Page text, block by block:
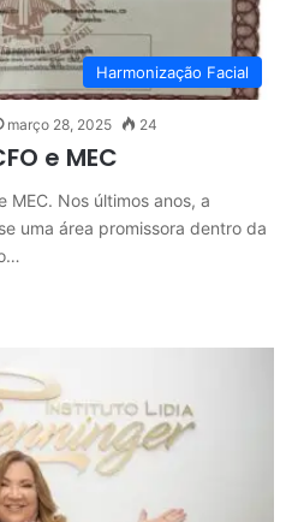
Harmonização Facial
março 28, 2025 24
e MEC
MEC. Nos últimos anos, a
uma área promissora dentro da